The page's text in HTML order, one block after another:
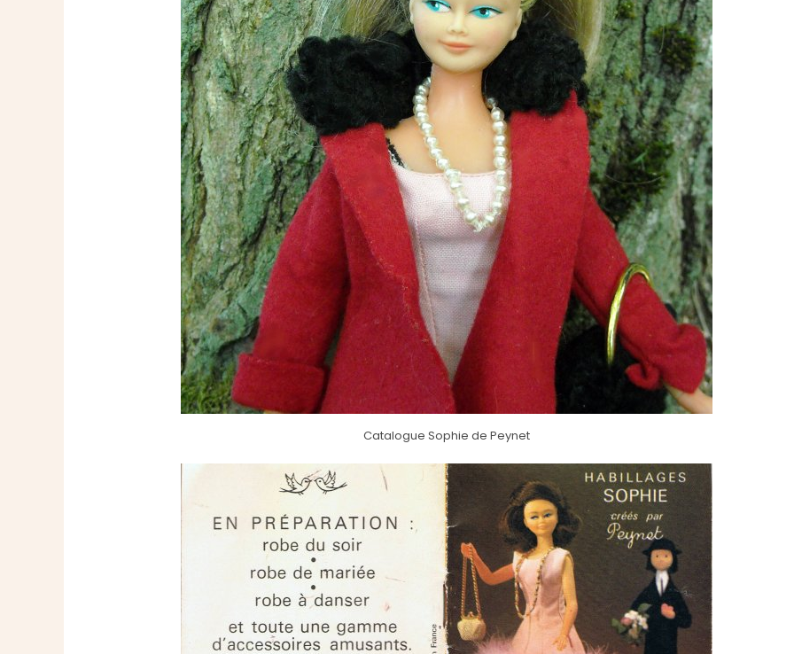
Catalogue Sophie de Peynet